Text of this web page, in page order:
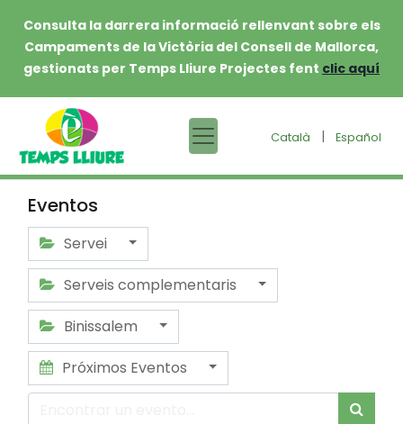
Consulta la darrera informació rellenvant sobre els
Campaments de la Victòria del Consell de Mallorca,
gestionats per Temps Lliure Projectes fent clic aquí
Català | Español
Eventos
Servei
Serveis complementaris
Binissalem
Próximos Eventos